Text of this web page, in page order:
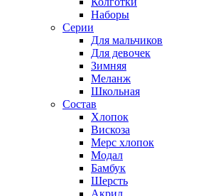
Наборы
Серии
Для мальчиков
Для девочек
Зимняя
Меланж
Школьная
Состав
Хлопок
Вискоза
Мерс хлопок
Модал
Бамбук
Шерсть
Акрил